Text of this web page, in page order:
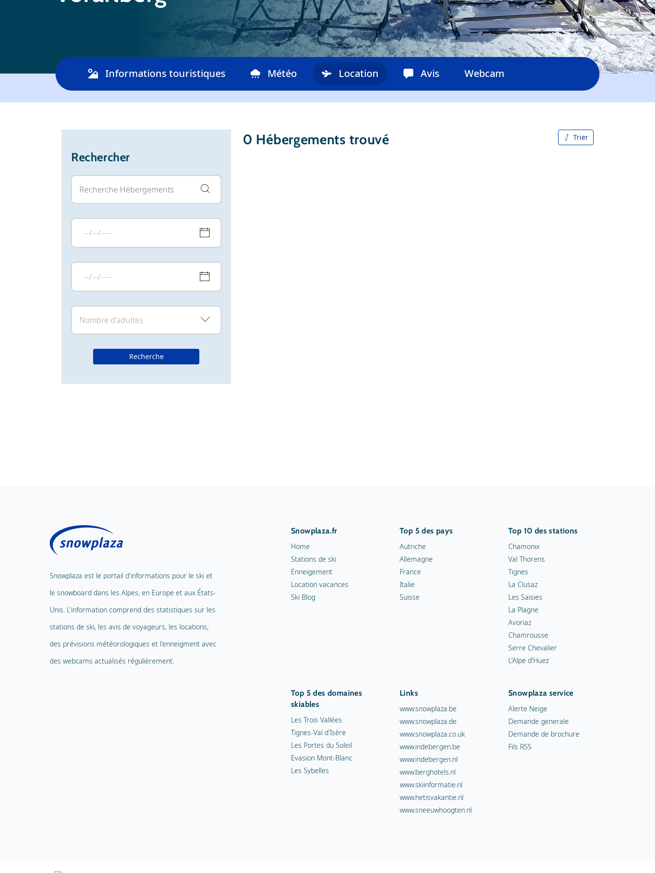
© Spalder Media Group
Informations touristiques Météo Location Avis Webcam
Rechercher
Recherche
0 Hébergements trouvé Trier
Snowplaza est le portail d'informations pour le ski et
le snowboard dans les Alpes, en Europe et aux États-
Unis. L'information comprend des statistiques sur les
stations de ski, les avis de voyageurs, les locations,
des prévisions météorologiques et l'enneigment avec
des webcams actualisés régulièrement.
Snowplaza.fr
Home
Stations de ski
Enneigement
Location vacances
Ski Blog
Top 5 des pays
Autriche
Allemagne
France
Italie
Suisse
Top 10 des stations
Chamonix
Val Thorens
Tignes
La Clusaz
Les Saisies
La Plagne
Avoriaz
Chamrousse
Serre Chevalier
L'Alpe d'Huez
Top 5 des domaines
skiables
Les Trois Vallées
Tignes-Val d'Isère
Les Portes du Soleil
Evasion Mont-Blanc
Les Sybelles
Links
www.snowplaza.be
www.snowplaza.de
www.snowplaza.co.uk
www.indebergen.be
www.indebergen.nl
www.berghotels.nl
www.skiinformatie.nl
www.hetisvakantie.nl
www.sneeuwhoogten.nl
Snowplaza service
Alerte Neige
Demande generale
Demande de brochure
Fils RSS